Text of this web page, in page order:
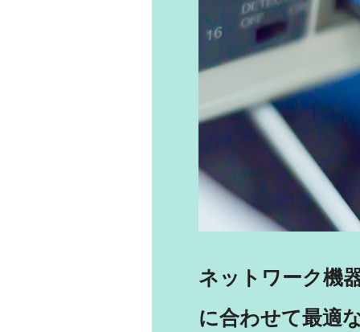
ネットワーク機
に合わせて最適